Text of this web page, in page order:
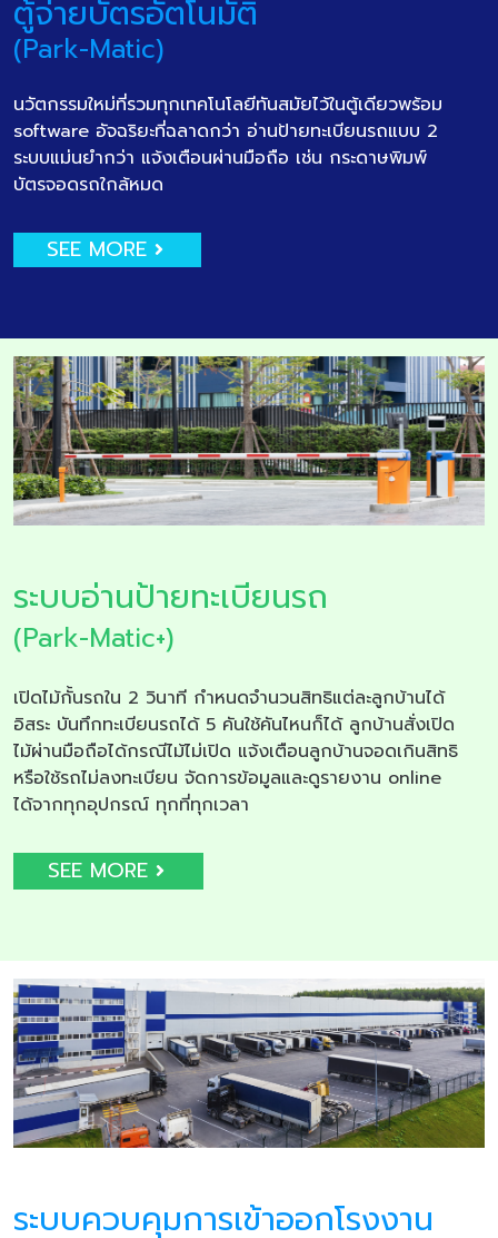
ตู้จ่ายบัตรอัตโนมัติ
(Park-Matic)
นวัตกรรมใหม่ที่รวมทุกเทคโนโลยีทันสมัยไว้ในตู้เดียวพร้อม
software อัจฉริยะที่ฉลาดกว่า อ่านป้ายทะเบียนรถแบบ 2
ระบบแม่นยำกว่า แจ้งเตือนผ่านมือถือ เช่น กระดาษพิมพ์
บัตรจอดรถใกล้หมด
SEE MORE
ระบบอ่านป้ายทะเบียนรถ
(Park-Matic+)
เปิดไม้กั้นรถใน 2 วินาที กำหนดจำนวนสิทธิแต่ละลูกบ้านได้
อิสระ บันทึกทะเบียนรถได้ 5 คันใช้คันไหนก็ได้ ลูกบ้านสั่งเปิด
ไม้ผ่านมือถือได้กรณีไม้ไม่เปิด แจ้งเตือนลูกบ้านจอดเกินสิทธิ
หรือใช้รถไม่ลงทะเบียน จัดการข้อมูลและดูรายงาน online
ได้จากทุกอุปกรณ์ ทุกที่ทุกเวลา
SEE MORE
ระบบควบคุมการเข้าออกโรงงาน